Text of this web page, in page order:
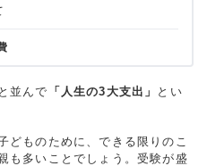
並んで 「人生の3大支出」
とい
どものために、できる限りのこ
も多いことでしょう。受験が盛